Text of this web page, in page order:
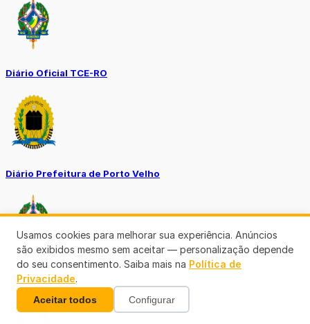
Diário Oficial TCE-RO
Diário Prefeitura de Porto Velho
Diário Oficial de RO
Usamos cookies para melhorar sua experiência. Anúncios
são exibidos mesmo sem aceitar — personalização depende
do seu consentimento. Saiba mais na Política de
Privacidade.
Aceitar todos Configurar